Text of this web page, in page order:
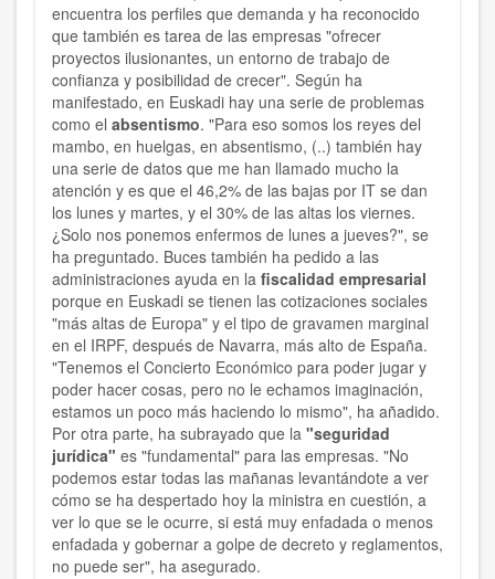
encuentra los perfiles que demanda y ha reconocido
que también es tarea de las empresas "ofrecer
proyectos ilusionantes, un entorno de trabajo de
confianza y posibilidad de crecer". Según ha
manifestado, en Euskadi hay una serie de problemas
como el absentismo. "Para eso somos los reyes del
mambo, en huelgas, en absentismo, (..) también hay
una serie de datos que me han llamado mucho la
atención y es que el 46,2% de las bajas por IT se dan
los lunes y martes, y el 30% de las altas los viernes.
¿Solo nos ponemos enfermos de lunes a jueves?", se
ha preguntado. Buces también ha pedido a las
administraciones ayuda en la fiscalidad empresarial
porque en Euskadi se tienen las cotizaciones sociales
"más altas de Europa" y el tipo de gravamen marginal
en el IRPF, después de Navarra, más alto de España.
"Tenemos el Concierto Económico para poder jugar y
poder hacer cosas, pero no le echamos imaginación,
estamos un poco más haciendo lo mismo", ha añadido.
Por otra parte, ha subrayado que la "seguridad
jurídica" es "fundamental" para las empresas. "No
podemos estar todas las mañanas levantándote a ver
cómo se ha despertado hoy la ministra en cuestión, a
ver lo que se le ocurre, si está muy enfadada o menos
enfadada y gobernar a golpe de decreto y reglamentos,
no puede ser", ha asegurado.